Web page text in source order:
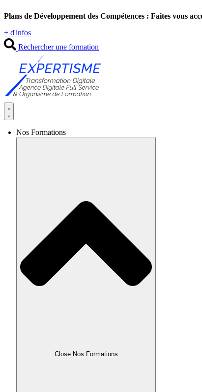
au
Plans de Développement des Compétences : Faites vous
+ d'infos
Rechercher une formation
Nos Formations
Close Nos Formations